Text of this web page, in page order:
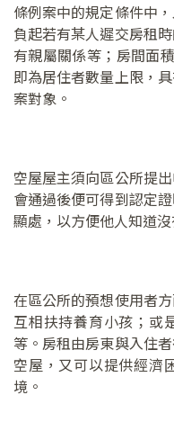
條例案中的規定條件中
負起若有某人遲交房租
有親屬關係等；房間面
即為居住者數量上限，
案對象。
空屋屋主須向區公所提
會通過後便可得到認定
顯處，以方便他人知道
在區公所的預想使用者
互相扶持養育小孩；或
等。房租由房東與入住
空屋，又可以提供經濟
境。